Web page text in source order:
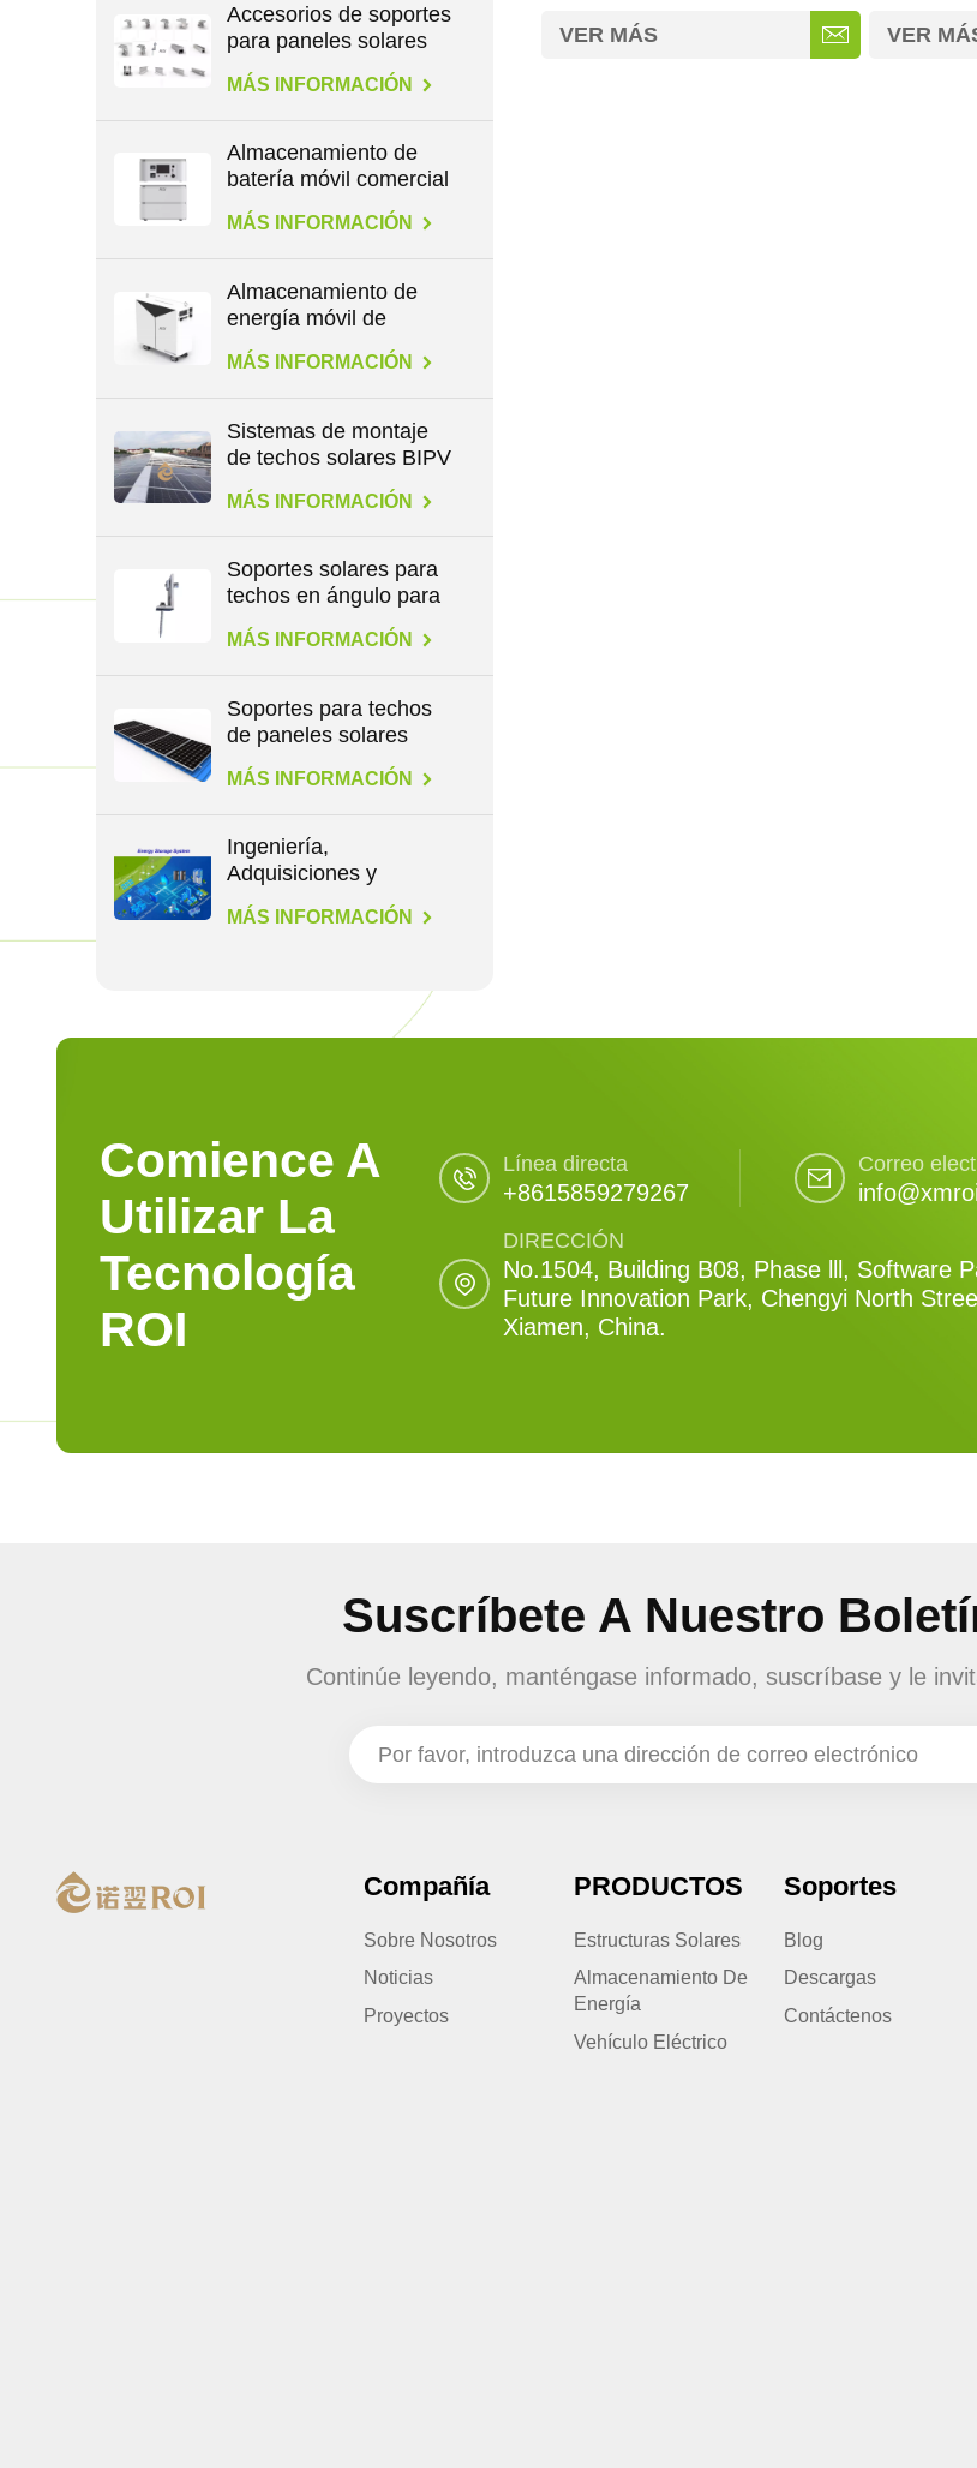
VER MÁS VER
Accesorios de soportes
para paneles solares
para todo tipo de
techos
MÁS INFORMACIÓN
Almacenamiento de
batería móvil comercial
de gran capacidad de
2,3 kWh
MÁS INFORMACIÓN
Almacenamiento de
energía móvil de
1,1/4,6/14,3 kWh
MÁS INFORMACIÓN
Sistemas de montaje
de techos solares BIPV
MÁS INFORMACIÓN
Soportes solares para
techos en ángulo para
patas en L
MÁS INFORMACIÓN
Soportes para techos
de paneles solares
para todo tipo de
techos
MÁS INFORMACIÓN
Ingeniería,
Adquisiciones y
Construcción en
Energía
MÁS INFORMACIÓN
Comience A
Utilizar La
Tecnología
ROI
Línea directa
+8615859279267
Correo
DIRECCIÓN
No.1504, Building B08, Phase lll, Software
Future Innovation Park, Chengyi North
Xiamen, China.
Suscríbete A Nuestro
Continúe leyendo, manténgase informado, suscríbase y le
Compañía
Sobre Nosotros
Noticias
Proyectos
PRODUCTOS
Estructuras Solares
Almacenamiento De
Energía
Vehículo Eléctrico
Soportes
Blog
Descargas
Contáctenos